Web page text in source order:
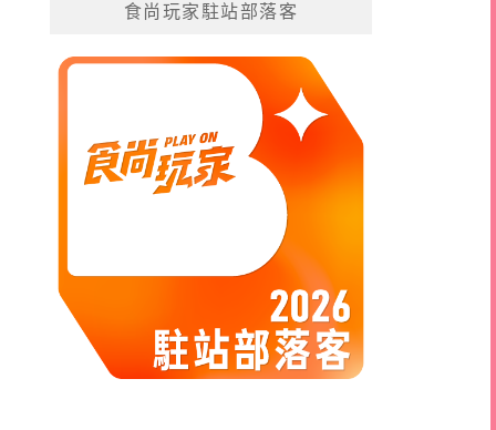
食尚玩家駐站部落客